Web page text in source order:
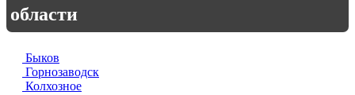
области
Быков
Горнозаводск
Колхозное